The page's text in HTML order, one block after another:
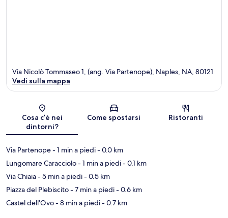
Mappa
Via Nicolò Tommaseo 1, (ang. Via Partenope), Naples, NA, 80121
Vedi sulla mappa
Cosa c’è nei
dintorni?
Come spostarsi Ristoranti
Via Partenope- 1 min a piedi- 0.0 km
Lungomare Caracciolo- 1 min a piedi- 0.1 km
Via Chiaia- 5 min a piedi- 0.5 km
Piazza del Plebiscito- 7 min a piedi- 0.6 km
Castel dell'Ovo- 8 min a piedi- 0.7 km